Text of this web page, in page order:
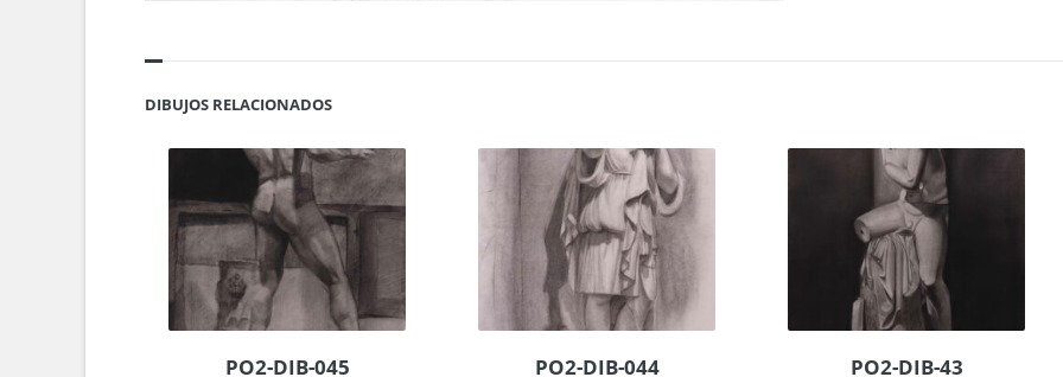
DIBUJOS RELACIONADOS
PO2-DIB-045 PO2-DIB-044 PO2-DIB-43